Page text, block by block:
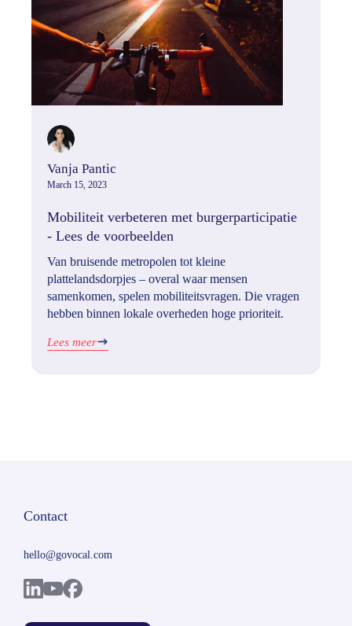
Vanja Pantic
March 15, 2023
Mobiliteit verbeteren met burgerparticipatie
- Lees de voorbeelden
Van bruisende metropolen tot kleine
plattelandsdorpjes – overal waar mensen
samenkomen, spelen mobiliteitsvragen. Die vragen
hebben binnen lokale overheden hoge prioriteit.
Lees meer
Contact
hello@govocal.com